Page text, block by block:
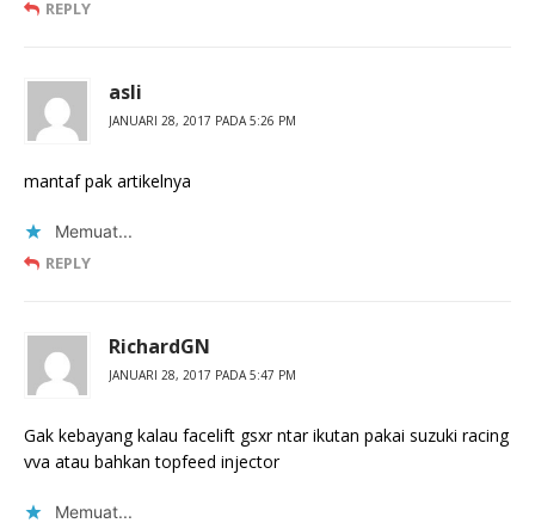
REPLY
asli
JANUARI 28, 2017 PADA 5:26 PM
mantaf pak artikelnya
Memuat...
REPLY
RichardGN
JANUARI 28, 2017 PADA 5:47 PM
Gak kebayang kalau facelift gsxr ntar ikutan pakai suzuki racing
vva atau bahkan topfeed injector
Memuat...